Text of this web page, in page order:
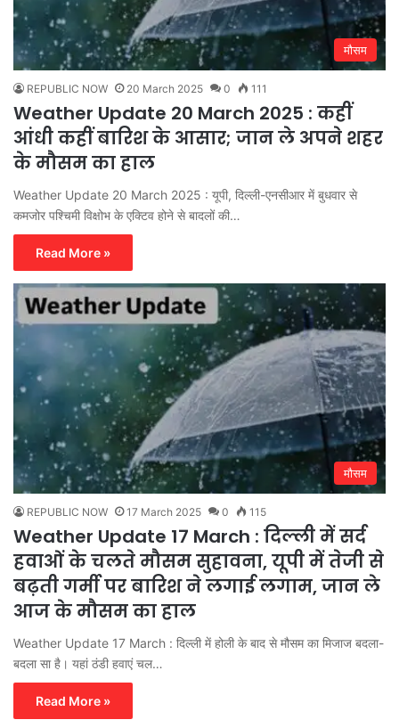
मौसम
REPUBLIC NOW 20 March 2025 0 111
Weather Update 20 March 2025 : कहीं
आंधी कहीं बारिश के आसार; जान ले अपने शहर
के मौसम का हाल
Weather Update 20 March 2025 : यूपी, दिल्ली-एनसीआर में बुधवार से
कमजोर पश्चिमी विक्षोभ के एक्टिव होने से बादलों की…
Read More »
मौसम
REPUBLIC NOW 17 March 2025 0 115
Weather Update 17 March : दिल्ली में सर्द
हवाओं के चलते मौसम सुहावना, यूपी में तेजी से
बढ़ती गर्मी पर बारिश ने लगाई लगाम, जान ले
आज के मौसम का हाल
Weather Update 17 March : दिल्ली में होली के बाद से मौसम का मिजाज बदला-
बदला सा है। यहां ठंडी हवाएं चल…
Read More »